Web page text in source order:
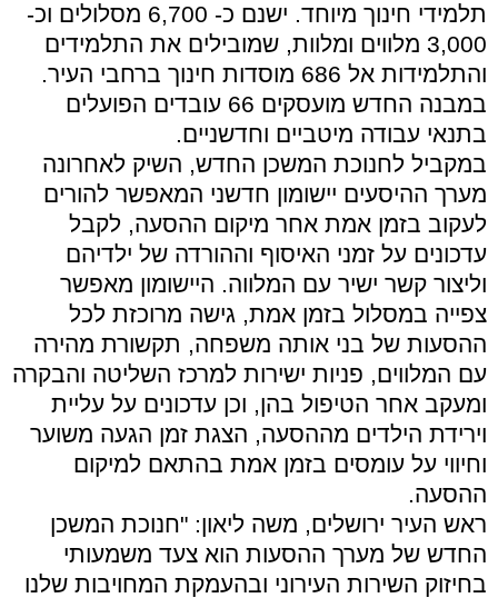
תלמידי חינוך מיוחד. ישנם כ- 6,700 מסלולים וכ-
3,000 מלווים ומלוות, שמובילים את התלמידים
והתלמידות אל 686 מוסדות חינוך ברחבי העיר.
במבנה החדש מועסקים 66 עובדים הפועלים
בתנאי עבודה מיטביים וחדשניים.
במקביל לחנוכת המשכן החדש, השיק לאחרונה
מערך ההיסעים יישומון חדשני המאפשר להורים
לעקוב בזמן אמת אחר מיקום ההסעה, לקבל
עדכונים על זמני האיסוף וההורדה של ילדיהם
וליצור קשר ישיר עם המלווה. היישומון מאפשר
צפייה במסלול בזמן אמת, גישה מרוכזת לכל
ההסעות של בני אותה משפחה, תקשורת מהירה
עם המלווים, פניות ישירות למרכז השליטה והבקרה
ומעקב אחר הטיפול בהן, וכן עדכונים על עליית
וירידת הילדים מההסעה, הצגת זמן הגעה משוער
וחיווי על עומסים בזמן אמת בהתאם למיקום
ההסעה.
ראש העיר ירושלים, משה ליאון: "חנוכת המשכן
החדש של מערך ההסעות הוא צעד משמעותי
בחיזוק השירות העירוני ובהעמקת המחויבות שלנו